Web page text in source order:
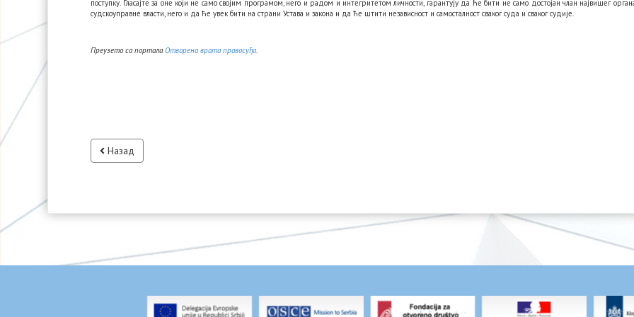
поступку. Гласајте за оне који не само својим програмом, него и радом и интегритетом личности, гарантују да ће бити не само достојан члан највишег
судскоуправне власти, него и да ће увек бити на страни Устава и закона и да ће штити независност и самосталност сваког суда и сваког судије.
Преузето са порталаОтворена врата правосуђа.
Назад